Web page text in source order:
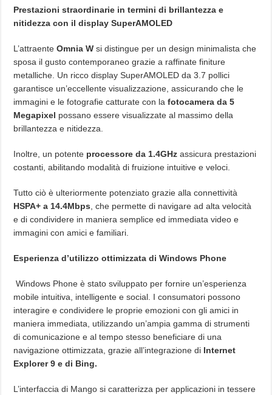
Prestazioni straordinarie in termini di brillantezza e
nitidezza con il display SuperAMOLED
L’attraenteOmnia W si distingue per un design minimalista che
sposa il gusto contemporaneo grazie a raffinate finiture
metalliche. Un ricco display SuperAMOLED da 3.7 pollici
garantisce un’eccellente visualizzazione, assicurando che le
immagini e le fotografie catturate con la fotocamera da 5
Megapixel possano essere visualizzate al massimo della
brillantezza e nitidezza.
Inoltre, un potente processore da 1.4GHz assicura prestazioni
costanti, abilitando modalità di fruizione intuitive e veloci.
Tutto ciò è ulteriormente potenziato grazie alla connettività
HSPA+ a 14.4Mbps , che permette di navigare ad alta velocità
e di condividere in maniera semplice ed immediata video e
immagini con amici e familiari.
Esperienza d’utilizzo ottimizzata di Windows Phone
Windows Phone è stato sviluppato per fornire un’esperienza
mobile intuitiva, intelligente e social. I consumatori possono
interagire e condividere le proprie emozioni con gli amici in
maniera immediata, utilizzando un’ampia gamma di strumenti
di comunicazione e al tempo stesso beneficiare di una
navigazione ottimizzata, grazie all’integrazione di Internet
Explorer 9 e di Bing.
L’interfaccia di Mango si caratterizza per applicazioni in tessere